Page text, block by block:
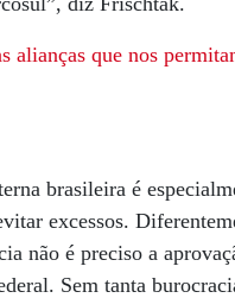
alianças que nos
brasileira é
excessos.
não é preciso a
Sem tanta